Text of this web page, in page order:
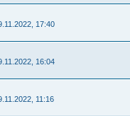
17:40
16:04
11:16